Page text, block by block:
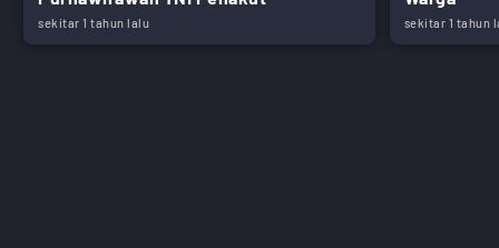
sekitar 1 tahun lalu sekitar 1 tahun